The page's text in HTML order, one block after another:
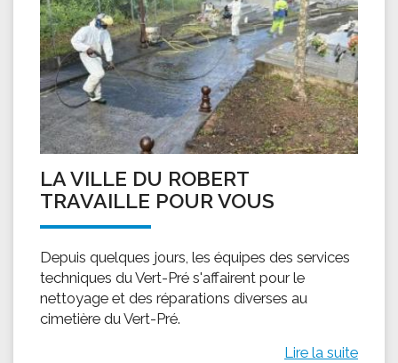
LA VILLE DU ROBERT
TRAVAILLE POUR VOUS
Depuis quelques jours, les équipes des services
techniques du Vert-Pré s'affairent pour le
nettoyage et des réparations diverses au
cimetière du Vert-Pré.
Lire la suite